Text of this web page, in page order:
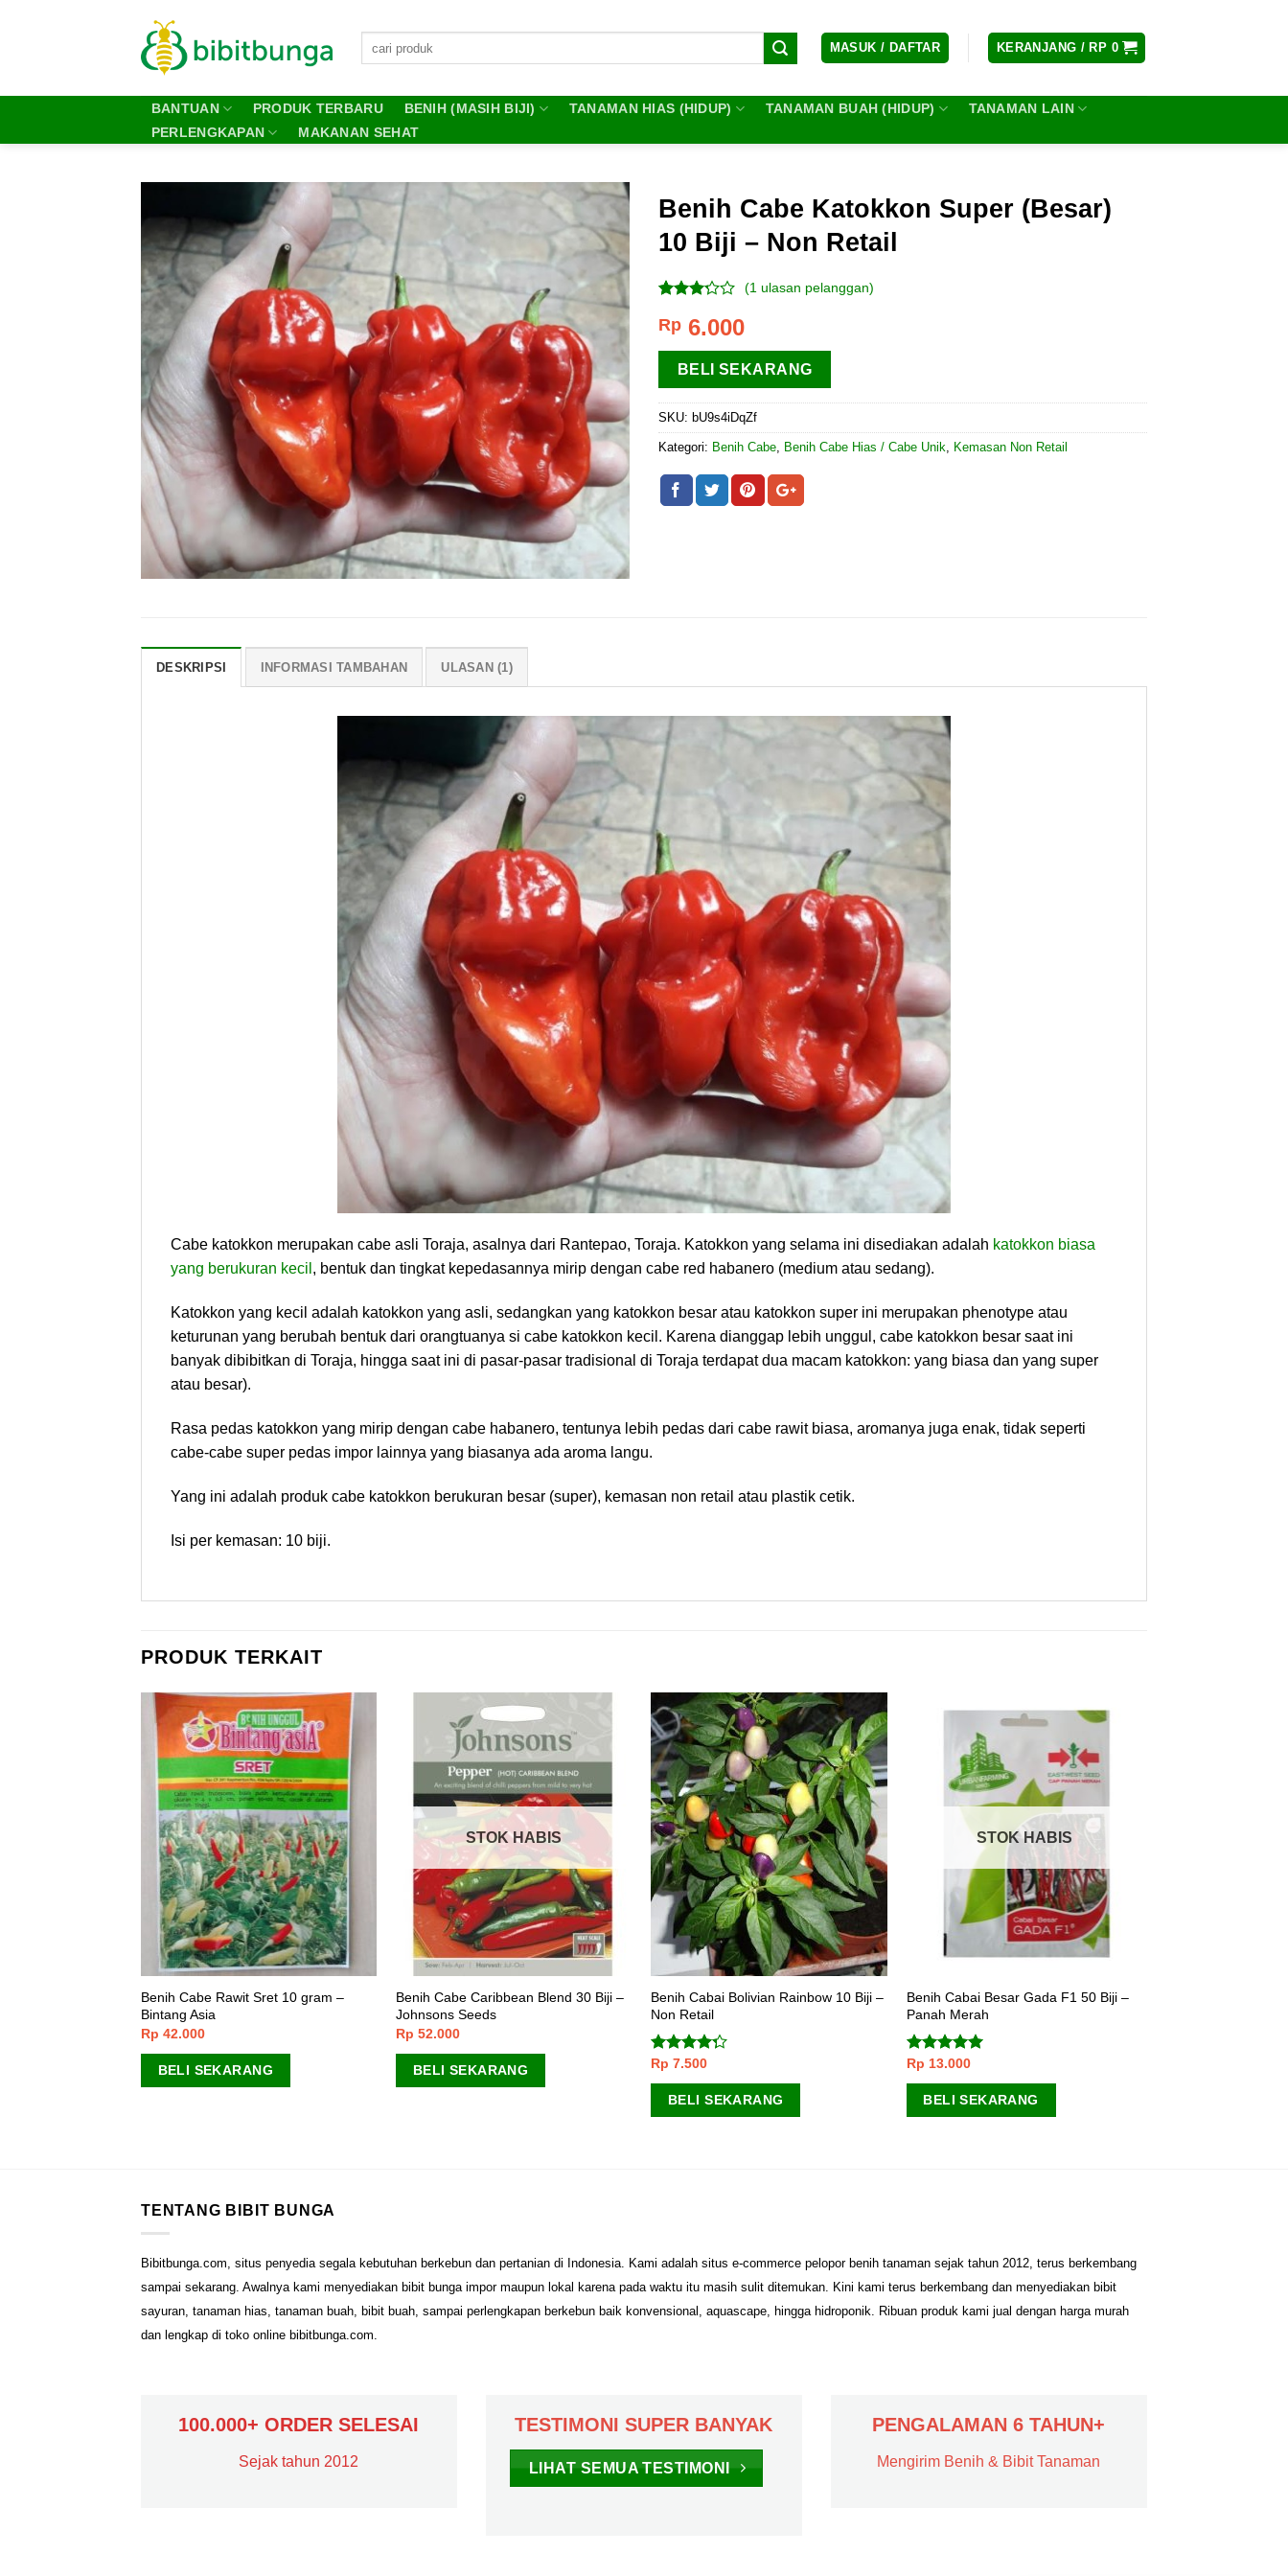
MASUK / DAFTAR KERANJANG / RP 0
BANTUAN PRODUK TERBARU BENIH (MASIH BIJI) TANAMAN HIAS (HIDUP) TANAMAN BUAH (HIDUP)
TANAMAN LAIN
PERLENGKAPAN
MAKANAN SEHAT
Benih Cabe Katokkon Super (Besar)
10 Biji – Non Retail
3.00
dari 5
berdasarkan
penilaian
pelanggan
(1 ulasan pelanggan)
Rp 6.000
BELI SEKARANG
SKU: bU9s4iDqZf
Kategori: Benih Cabe, Benih Cabe Hias / Cabe Unik, Kemasan Non Retail
DESKRIPSI INFORMASI TAMBAHAN ULASAN (1)
Cabe katokkon merupakan cabe asli Toraja, asalnya dari Rantepao, Toraja. Katokkon yang selama ini disediakan adalah katokkon biasa
yang berukuran kecil , bentuk dan tingkat kepedasannya mirip dengan cabe red habanero (medium atau sedang).
Katokkon yang kecil adalah katokkon yang asli, sedangkan yang katokkon besar atau katokkon super ini merupakan phenotype atau
keturunan yang berubah bentuk dari orangtuanya si cabe katokkon kecil. Karena dianggap lebih unggul, cabe katokkon besar saat ini
banyak dibibitkan di Toraja, hingga saat ini di pasar-pasar tradisional di Toraja terdapat dua macam katokkon: yang biasa dan yang super
atau besar).
Rasa pedas katokkon yang mirip dengan cabe habanero, tentunya lebih pedas dari cabe rawit biasa, aromanya juga enak, tidak seperti
cabe-cabe super pedas impor lainnya yang biasanya ada aroma langu.
Yang ini adalah produk cabe katokkon berukuran besar (super), kemasan non retail atau plastik cetik.
Isi per kemasan: 10 biji.
PRODUK TERKAIT
Benih Cabe Rawit Sret 10 gram –
Bintang Asia
Rp 42.000
BELI SEKARANG
STOK HABIS
Benih Cabe Caribbean Blend 30 Biji –
Johnsons Seeds
Rp 52.000
BELI SEKARANG
Benih Cabai Bolivian Rainbow 10 Biji –
Non Retail
Dinilai
Rp 7.500
BELI SEKARANG
STOK HABIS
Benih Cabai Besar Gada F1 50 Biji –
Panah Merah
Dinilai5.00
Rp 13.000
BELI SEKARANG
TENTANG BIBIT BUNGA
Bibitbunga.com, situs penyedia segala kebutuhan berkebun dan pertanian di Indonesia. Kami adalah situs e-commerce pelopor benih tanaman sejak tahun 2012, terus berkembang
sampai sekarang. Awalnya kami menyediakan bibit bunga impor maupun lokal karena pada waktu itu masih sulit ditemukan. Kini kami terus berkembang dan menyediakan bibit
sayuran, tanaman hias, tanaman buah, bibit buah, sampai perlengkapan berkebun baik konvensional, aquascape, hingga hidroponik. Ribuan produk kami jual dengan harga murah
dan lengkap di toko online bibitbunga.com.
100.000+ ORDER SELESAI
Sejak tahun 2012
TESTIMONI SUPER BANYAK
LIHAT SEMUA TESTIMONI
PENGALAMAN 6 TAHUN+
Mengirim Benih & Bibit Tanaman